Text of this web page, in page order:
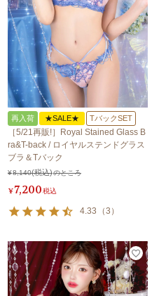
再入荷 ★SALE★ TバックSET
［5/21再販!］Royal Stained Glass B
ra&T-back / ロイヤルステンドグラス
ブラ＆Tバック
¥8,140 のところ
¥7,200税込
4.33 （3 ）